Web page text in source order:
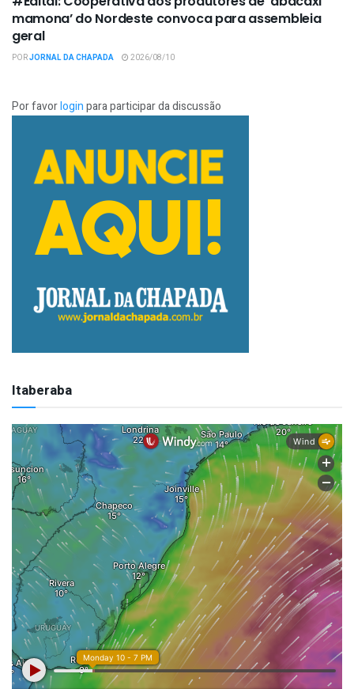
mamona’ do Nordeste convoca para assembleia
geral
PORJORNAL DA CHAPADA 2026/08/10
Por favorloginpara participar da discussão
Itaberaba